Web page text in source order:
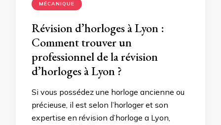
MÉCANIQUE
Révision d’horloges à Lyon :
Comment trouver un
professionnel de la révision
d’horloges à Lyon ?
Si vous possédez une horloge ancienne ou
précieuse, il est selon l’horloger et son
expertise en révision d’horloge a Lyon,